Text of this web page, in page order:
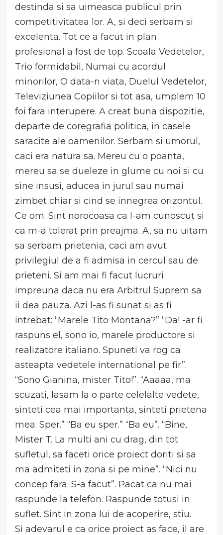
destinda si sa uimeasca publicul prin
competitivitatea lor. A, si deci serbam si
excelenta. Tot ce a facut in plan
profesional a fost de top. Scoala Vedetelor,
Trio formidabil, Numai cu acordul
minorilor, O data-n viata, Duelul Vedetelor,
Televiziunea Copiilor si tot asa, umplem 10
foi fara interupere. A creat buna dispozitie,
departe de coregrafia politica, in casele
saracite ale oamenilor. Serbam si umorul,
caci era natura sa. Mereu cu o poanta,
mereu sa se dueleze in glume cu noi si cu
sine insusi, aducea in jurul sau numai
zimbet chiar si cind se innegrea orizontul.
Ce om. Sint norocoasa ca l-am cunoscut si
ca m-a tolerat prin preajma. A, sa nu uitam
sa serbam prietenia, caci am avut
privilegiul de a fi admisa in cercul sau de
prieteni. Si am mai fi facut lucruri
impreuna daca nu era Arbitrul Suprem sa
ii dea pauza. Azi l-as fi sunat si as fi
intrebat: “Marele Tito Montana?” “Da! -ar fi
raspuns el, sono io, marele productore si
realizatore italiano. Spuneti va rog ca
asteapta vedetele international pe fir”.
“Sono Gianina, mister Tito!”. “Aaaaa, ma
scuzati, lasam la o parte celelalte vedete,
sinteti cea mai importanta, sinteti prietena
mea. Sper.” “Ba eu sper.” “Ba eu”. “Bine,
Mister T. La multi ani cu drag, din tot
sufletul, sa faceti orice proiect doriti si sa
ma admiteti in zona si pe mine”. “Nici nu
concep fara. S-a facut”. Pacat ca nu mai
raspunde la telefon. Raspunde totusi in
suflet. Sint in zona lui de acoperire, stiu.
Si adevarul e ca orice proiect as face, il are